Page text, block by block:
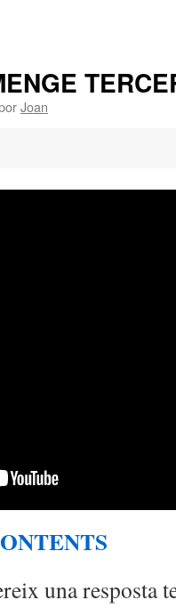
Joan
una resposta